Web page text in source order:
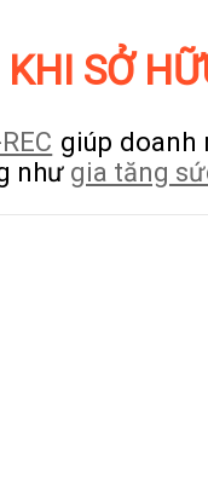
SỞ
giúp doanh
như gia tăng